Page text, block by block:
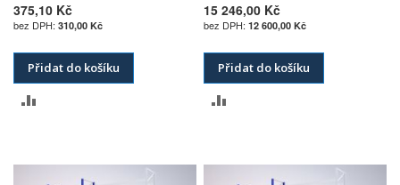
375,10 Kč
310,00 Kč
Přidat do košíku
POROVNÁNÍ
15 246,00 Kč
12 600,00 Kč
Přidat do košíku
POROVNÁNÍ